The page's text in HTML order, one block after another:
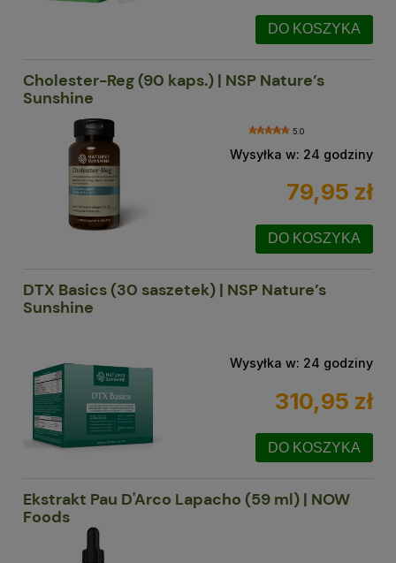
DO KOSZYKA
Cholester-Reg (90 kaps.) | NSP Nature’s
Sunshine
5.0
Wysyłka w: 24 godziny
79,95 zł
DO KOSZYKA
DTX Basics (30 saszetek) | NSP Nature’s
Sunshine
Wysyłka w: 24 godziny
310,95 zł
DO KOSZYKA
Ekstrakt Pau D'Arco Lapacho (59 ml) | NOW
Foods